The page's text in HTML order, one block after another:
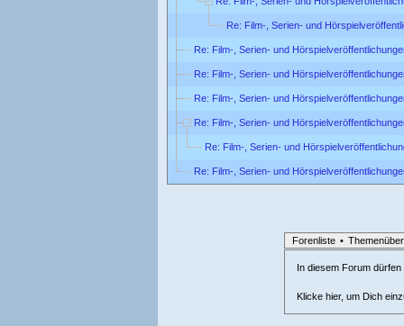
Re: Film-, Serien- und
Re: Film-, Serien- und
Re: Film-, Serien- und
Re: Film-, Serien- und
Re: Film-, Serien- und
Re: Film-, Serien- und
Re: Film-, Serien- und
Forenliste •
In diesem Forum
Klicke hier, um Dich